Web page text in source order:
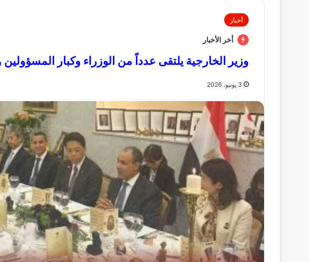
أخبار
أخر الأخبار
وزير الخارجية يلتقى عدداً من الوزراء وكبار المسؤولين
3 يونيو، 2026